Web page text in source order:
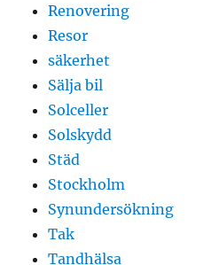
Renovering
Resor
säkerhet
Sälja bil
Solceller
Solskydd
Städ
Stockholm
Synundersökning
Tak
Tandhälsa